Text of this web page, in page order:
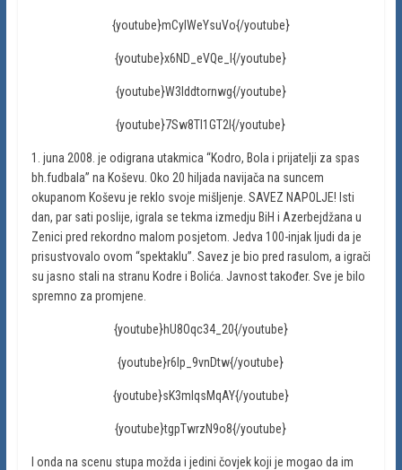
{youtube}mCylWeYsuVo{/youtube}
{youtube}x6ND_eVQe_I{/youtube}
{youtube}W3Iddtornwg{/youtube}
{youtube}7Sw8TI1GT2I{/youtube}
1. juna 2008. je odigrana utakmica “Kodro, Bola i prijatelji za spas
bh.fudbala” na Koševu. Oko 20 hiljada navijača na suncem
okupanom Koševu je reklo svoje mišljenje. SAVEZ NAPOLJE! Isti
dan, par sati poslije, igrala se tekma izmedju BiH i Azerbejdžana u
Zenici pred rekordno malom posjetom. Jedva 100-injak ljudi da je
prisustvovalo ovom “spektaklu”. Savez je bio pred rasulom, a igrači
su jasno stali na stranu Kodre i Bolića. Javnost također. Sve je bilo
spremno za promjene.
{youtube}hU8Oqc34_20{/youtube}
{youtube}r6Ip_9vnDtw{/youtube}
{youtube}sK3mlqsMqAY{/youtube}
{youtube}tgpTwrzN9o8{/youtube}
I onda na scenu stupa možda i jedini čovjek koji je mogao da im